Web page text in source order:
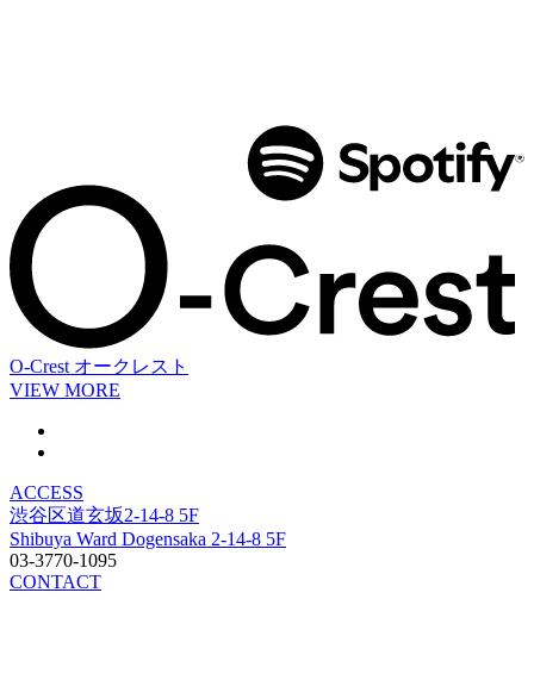
O-Crest オークレスト
VIEW MORE
ACCESS
渋谷区道玄坂2-14-8 5F
Shibuya Ward Dogensaka 2-14-8 5F
03-3770-1095
CONTACT